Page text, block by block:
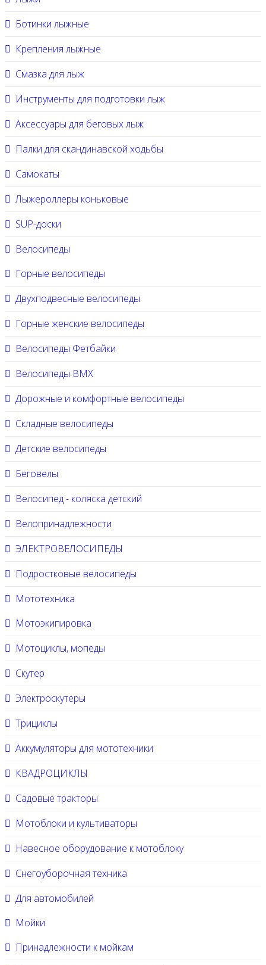
Ботинки лыжные
Крепления лыжные
Смазка для лыж
Инструменты для подготовки лыж
Аксессуары для беговых лыж
Палки для скандинавской ходьбы
Самокаты
Лыжероллеры коньковые
SUP-доски
Велосипеды
Горные велосипеды
Двухподвесные велосипеды
Горные женские велосипеды
Велосипеды Фетбайки
Велосипеды BMX
Дорожные и комфортные велосипеды
Складные велосипеды
Детские велосипеды
Беговелы
Велосипед - коляска детский
Велопринадлежности
ЭЛЕКТРОВЕЛОСИПЕДЫ
Подростковые велосипеды
Мототехника
Мотоэкипировка
Мотоциклы, мопеды
Скутер
Электроскутеры
Трициклы
Аккумуляторы для мототехники
КВАДРОЦИКЛЫ
Садовые тракторы
Мотоблоки и культиваторы
Навесное оборудование к мотоблоку
Снегоуборочная техника
Для автомобилей
Мойки
Принадлежности к мойкам